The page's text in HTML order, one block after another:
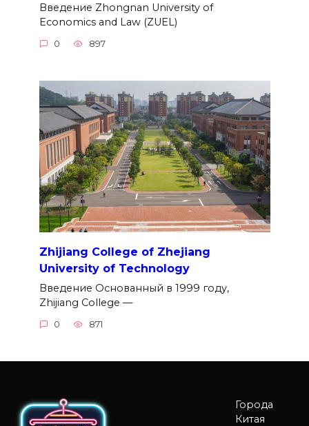
Введение Zhongnan University of
Economics and Law (ZUEL)
0 897
Zhijiang College of Zhejiang
University of Technology
Введение Основанный в 1999 году,
Zhijiang College —
0 871
Города
Китая